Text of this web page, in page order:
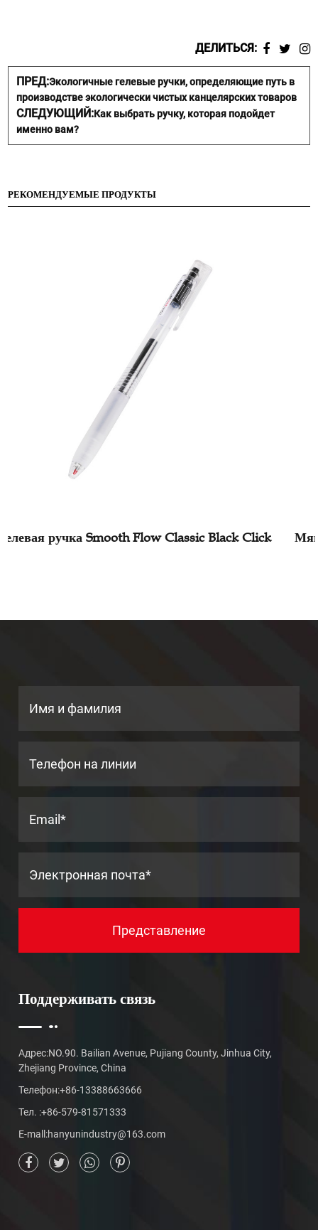
ДЕЛИТЬСЯ:
ПРЕД:Экологичные гелевые ручки, определяющие путь в
производстве экологически чистых канцелярских товаров
СЛЕДУЮЩИЙ:Как выбрать ручку, которая подойдет
именно вам?
РЕКОМЕНДУЕМЫЕ ПРОДУКТЫ
Click
Мягкая быстросохнущая гелевая ручка с
Поддерживать связь
Адрес:NO.90. Bailian Avenue, Pujiang County, Jinhua City,
Zhejiang Province, China
Телефон:+86-13388663666
Тел. :+86-579-81571333
E-mall:hanyunindustry@163.com